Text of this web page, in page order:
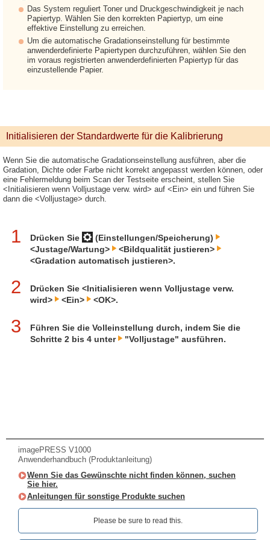
Das System reguliert Toner und Druckgeschwindigkeit je nach
Papiertyp. Wählen Sie den korrekten Papiertyp, um eine
effektive Einstellung zu erreichen.
Um die automatische Gradationseinstellung für bestimmte
anwenderdefinierte Papiertypen durchzuführen, wählen Sie den
im voraus registrierten anwenderdefinierten Papiertyp für das
einzustellende Papier.
Initialisieren der Standardwerte für die Kalibrierung
Wenn Sie die automatische Gradationseinstellung ausführen, aber die
Gradation, Dichte oder Farbe nicht korrekt angepasst werden können, oder
eine Fehlermeldung beim Scan der Testseite erscheint, stellen Sie
<Initialisieren wenn Volljustage verw. wird> auf <Ein> ein und führen Sie
dann die <Volljustage> durch.
1 Drücken Sie
(Einstellungen/Speicherung)
<Justage/Wartung>
<Bildqualität justieren>
<Gradation automatisch justieren>.
2
Drücken Sie <Initialisieren wenn Volljustage verw.
wird>
<Ein> <OK>.
3
Führen Sie die Volleinstellung durch, indem Sie die
Schritte 2 bis 4 unter
"Volljustage" ausführen.
imagePRESS V1000
Anwenderhandbuch (Produktanleitung)
Wenn Sie das Gewünschte nicht finden können, suchen
Sie hier.
Anleitungen für sonstige Produkte suchen
Please be sure to read this.‎